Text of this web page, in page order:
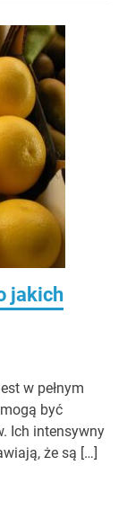
jakich
w pełnym
być
Ich intensywny
że są […]